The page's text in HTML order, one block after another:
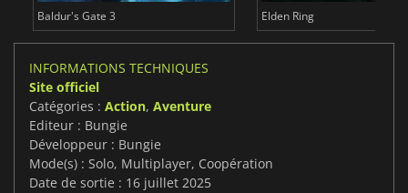
Baldur's Gate 3 Elden Ring
INFORMATIONS TECHNIQUES
Site officiel
Catégories : Action, Aventure
Editeur : Bungie
Développeur : Bungie
Mode(s) : Solo, Multiplayer, Coopération
Date de sortie : 16 juillet 2025